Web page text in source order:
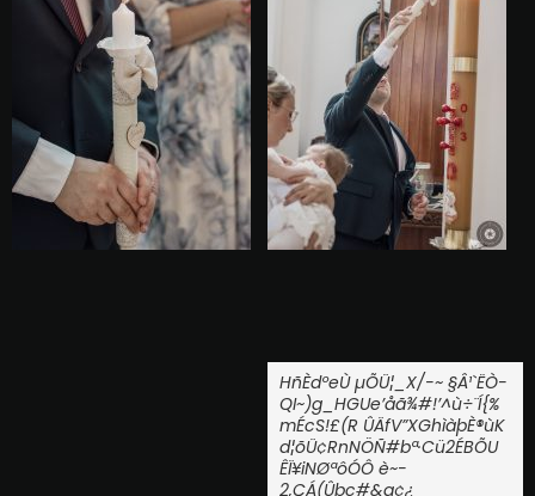
HñÈdºeÙ µÕÜ¦_X/-~ §Â¹`ËÒ­
QI~)g_HGUe’åã¾#!’^ù÷¨Í{%
mÉcS!£(R ÛÄfV”XGhìàþÈ®ùK
d¦õÜ¢RnNÖÑ#bª·Cü2ÉBÕU
ÊÏ¥iNØªôÓ­Ô è~­
2,ÇÁ(Ûþc#&q¢¿